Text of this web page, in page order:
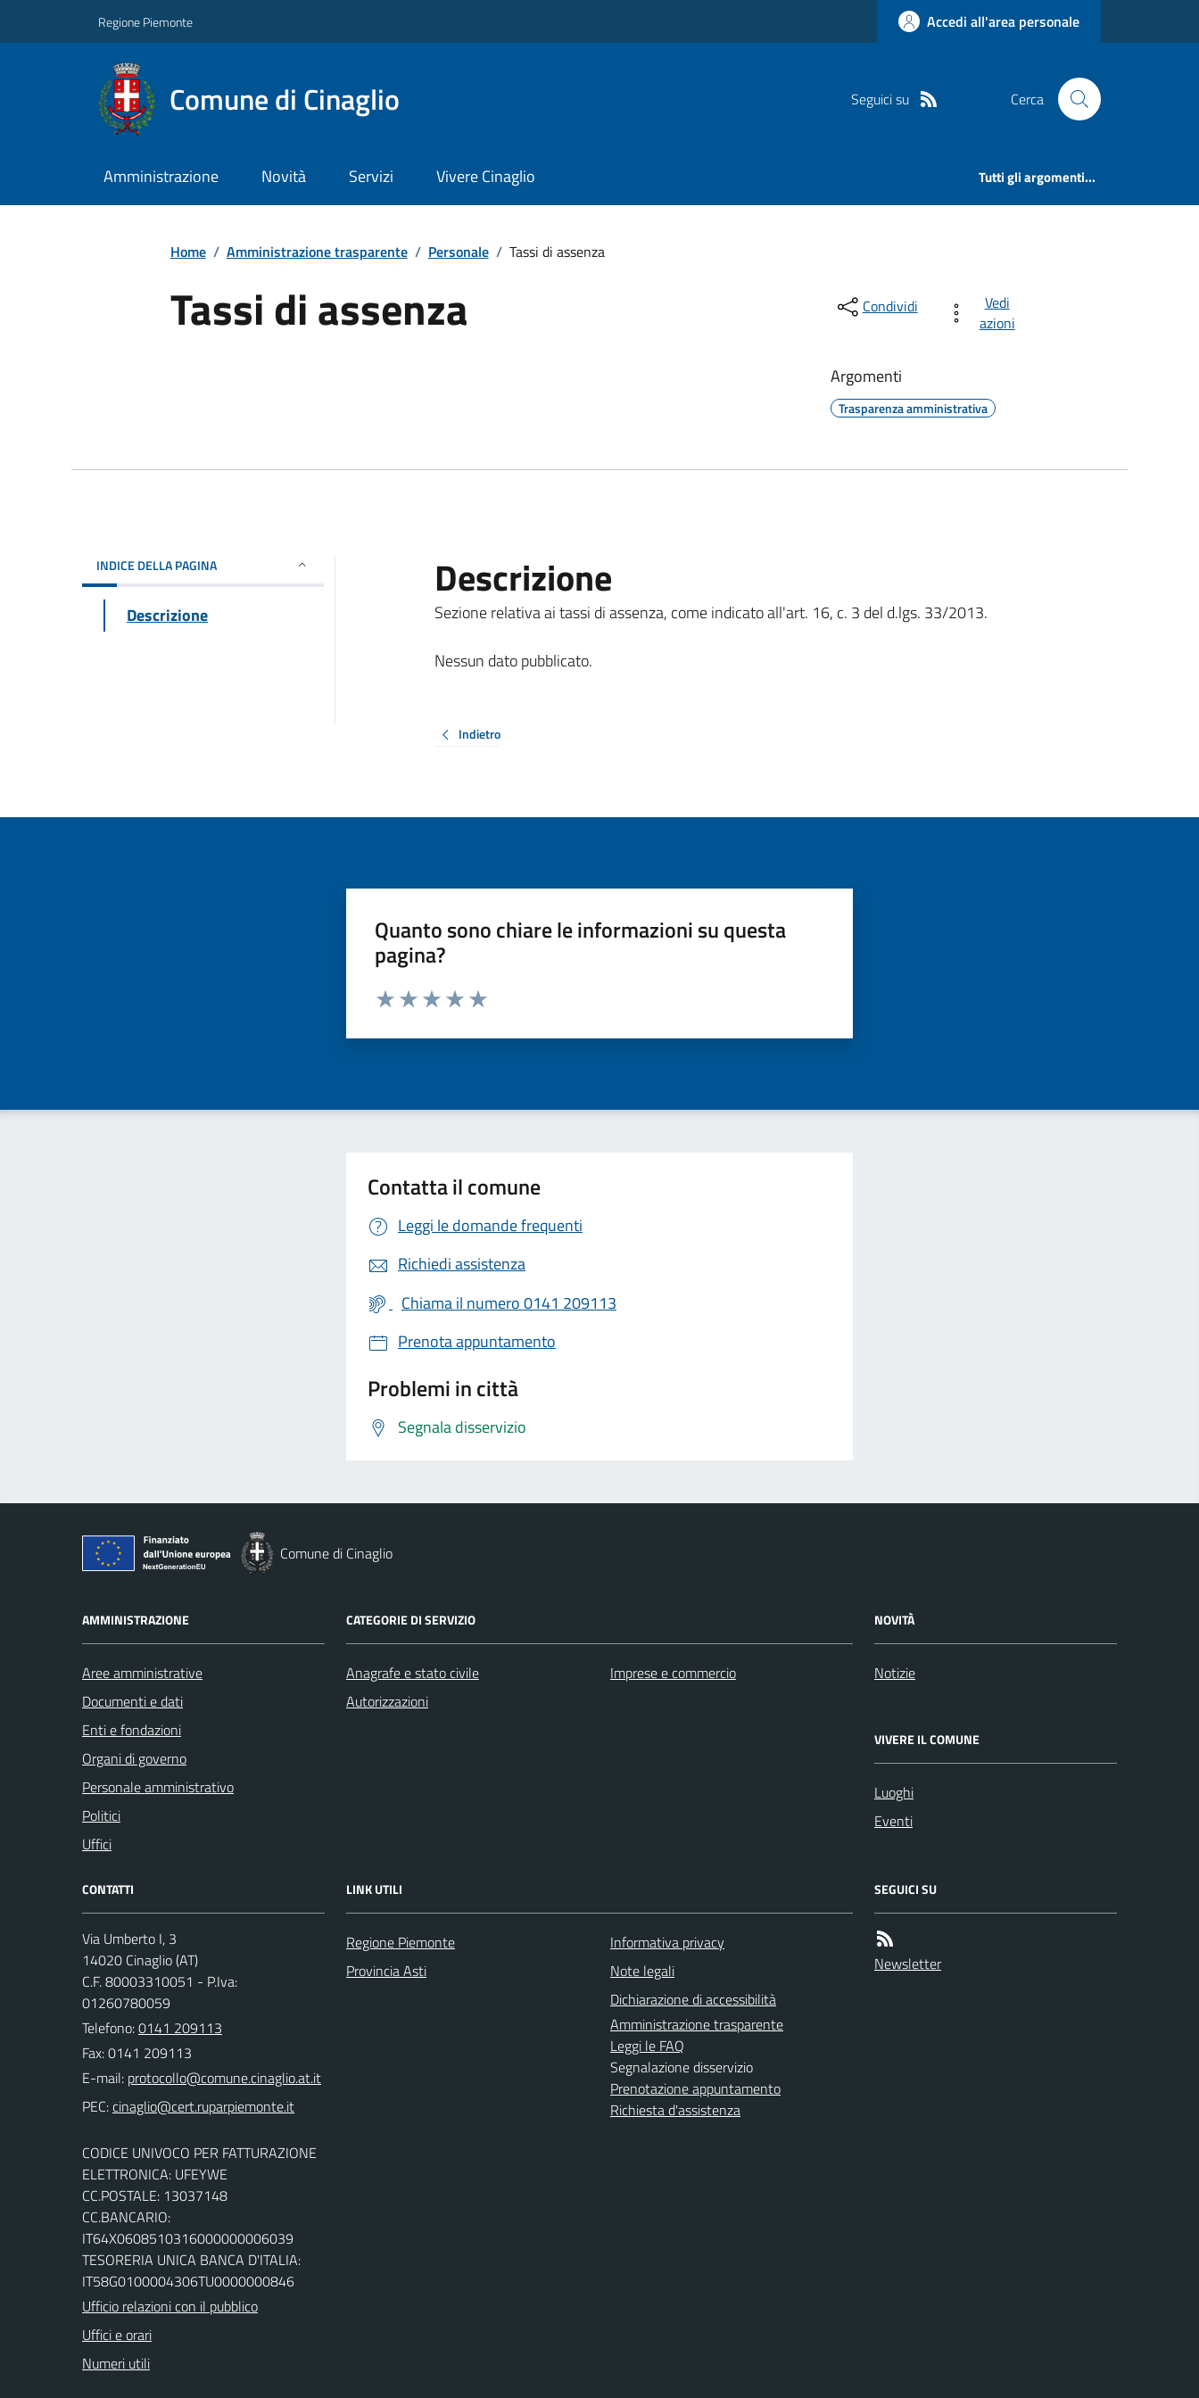
Regione Piemonte Accedi all'area personale
Comune di Cinaglio Seguici su Cerca
Amministrazione Novità Servizi Vivere Cinaglio Tutti gli argomenti...
Home / Amministrazione trasparente / Personale / Tassi di assenza
Tassi di assenza Condividi
Vedi
azioni
Argomenti
Trasparenza amministrativa
INDICE DELLA PAGINA
Descrizione
Descrizione
Sezione relativa ai tassi di assenza, come indicato all'art. 16, c. 3 del d.lgs. 33/2013.
Nessun dato pubblicato.
Indietro
Quanto sono chiare le informazioni su questa
pagina?
Valuta da 1 a 5 stelle la pagina
Contatta il comune
Leggi le domande frequenti
Richiedi assistenza
Chiama il numero 0141 209113
Prenota appuntamento
Problemi in città
Segnala disservizio
Comune di Cinaglio
AMMINISTRAZIONE
Aree amministrative
Documenti e dati
Enti e fondazioni
Organi di governo
Personale amministrativo
Politici
Uffici
CATEGORIE DI SERVIZIO
Anagrafe e stato civile
Autorizzazioni
Imprese e commercio
NOVITÀ
Notizie
VIVERE IL COMUNE
Luoghi
Eventi
CONTATTI
Via Umberto I, 3
14020 Cinaglio (AT)
C.F. 80003310051 - P.Iva:
01260780059
Telefono:0141 209113
Fax: 0141 209113
E-mail:
PEC:
CODICE UNIVOCO PER FATTURAZIONE
ELETTRONICA: UFEYWE
CC.POSTALE: 13037148
CC.BANCARIO:
IT64X0608510316000000006039
TESORERIA UNICA BANCA D'ITALIA:
IT58G0100004306TU0000000846
Ufficio relazioni con il pubblico
Uffici e orari
Numeri utili
LINK UTILI
Regione Piemonte
Provincia Asti
Informativa privacy
Note legali
Dichiarazione di accessibilità
Amministrazione trasparente
Leggi le FAQ
Segnalazione disservizio
Prenotazione appuntamento
Richiesta d'assistenza
SEGUICI SU
Newsletter